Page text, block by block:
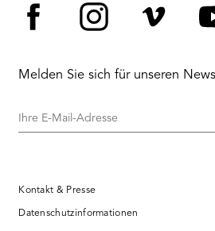
Melden Sie sich für unseren
Ihre
Kontakt & Presse
Datenschutzinformationen